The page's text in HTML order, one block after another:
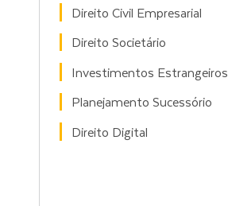
Direito Civil Empresarial
Direito Societário
Investimentos Estrangeiros
Planejamento Sucessório
Direito Digital